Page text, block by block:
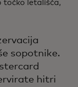
točko letališča,
sopotnike.
hitri